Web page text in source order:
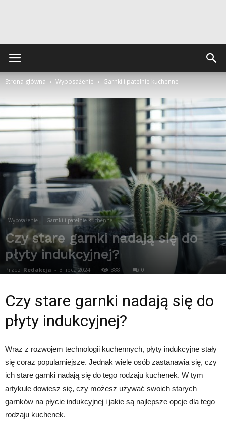
Strona główna Wyposażenie Garnki i patelnie kuchenne
Wyposażenie Garnki i patelnie kuchenne
Czy stare garnki nadają się do
płyty indukcyjnej?
Przez Redakcja - 3 lipca 2024 388 0
Czy stare garnki nadają się do
płyty indukcyjnej?
Wraz z rozwojem technologii kuchennych, płyty indukcyjne stały
się coraz popularniejsze. Jednak wiele osób zastanawia się, czy
ich stare garnki nadają się do tego rodzaju kuchenek. W tym
artykule dowiesz się, czy możesz używać swoich starych
garnków na płycie indukcyjnej i jakie są najlepsze opcje dla tego
rodzaju kuchenek.